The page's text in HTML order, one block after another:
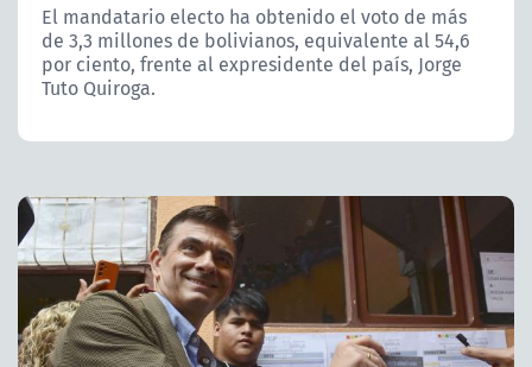
CANAL DE DENUNCIAS
ÁREA DE PROYECTOS
El mandatario electo ha obtenido el voto de más
de 3,3 millones de bolivianos, equivalente al 54,6
por ciento, frente al expresidente del país, Jorge
Tuto Quiroga.